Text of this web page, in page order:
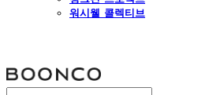
워시웰 콜렉티브